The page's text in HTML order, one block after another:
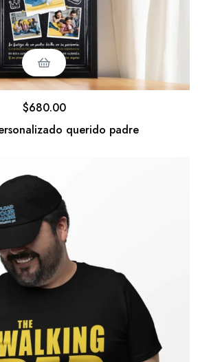
querido padre
$680.00